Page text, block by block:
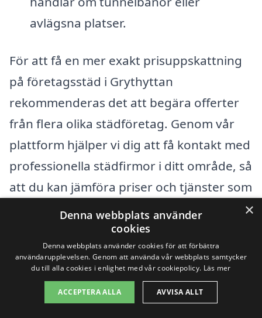
avlägsna platser.
För att få en mer exakt prisuppskattning
på företagsstäd i Grythyttan
rekommenderas det att begära offerter
från flera olika städföretag. Genom vår
plattform hjälper vi dig att få kontakt med
professionella städfirmor i ditt område, så
att du kan jämföra priser och tjänster som
bäst passar dina behov. Oavsett om du
driver en liten butik eller en stor
kontorslokal, är det alltid bra att ha flera
alternativ att välja mellan för att hitta den
bästa lösningen för företagets städbehov.
×
Denna webbplats använder
cookies
Denna webbplats använder cookies för att förbättra
användarupplevelsen. Genom att använda vår webbplats samtycker
du till alla cookies i enlighet med vår cookiepolicy. Läs mer
ACCEPTERA ALLA AVVISA ALLT